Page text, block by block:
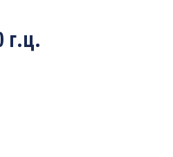
г.ц.